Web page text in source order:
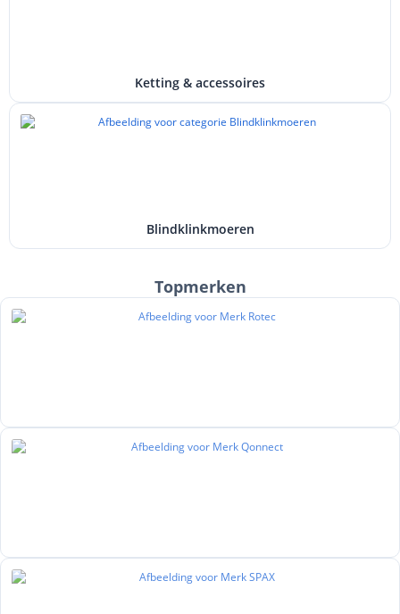
Ketting & accessoires
Blindklinkmoeren
Topmerken